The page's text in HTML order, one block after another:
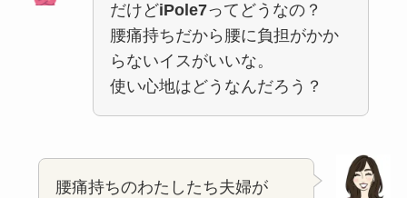
だけどiPole7ってどうなの？
腰痛持ちだから腰に負担がかか
らないイスがいいな。
使い心地はどうなんだろう？
腰痛持ちのわたしたち夫婦が